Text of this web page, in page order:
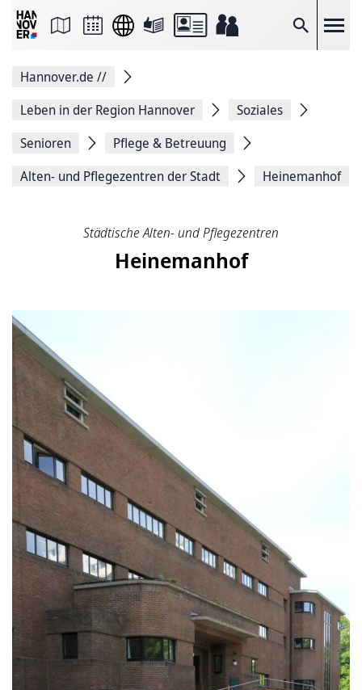
Suche
Seite
Facebook
teilen
Seitenlink
Seite
Hannover.de //
Leben in der Region Hannover
Soziales
Senioren
Pflege & Betreuung
Alten- und Pflegezentren der Stadt
Heinemanhof
Städtische Alten- und Pflegezentren
Heinemanhof